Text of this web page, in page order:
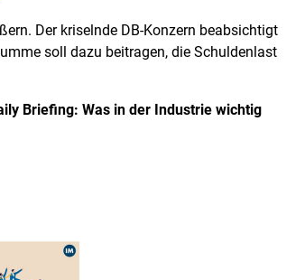
Der kriselnde DB-Konzern beabsichtigt
soll dazu beitragen, die Schuldenlast
Briefing: Was in der Industrie wichtig